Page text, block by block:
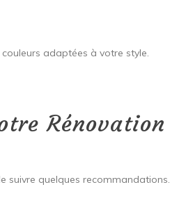
adaptées à votre style.
Rénovation
suivre quelques recommandations.